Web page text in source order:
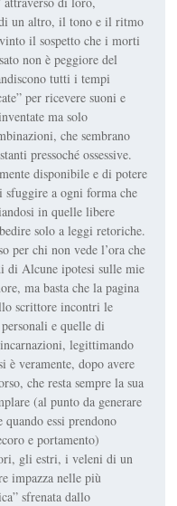
un altro, il tono e il ritmo
il sospetto che i morti
non è peggiore del
tutti i tempi
per ricevere suoni e
ma solo
che sembrano
pressoché osses­sive.
disponibile e di po­tere
sfuggire a ogni forma che
in quelle libere
solo a leggi retoriche.
per chi non vede l’ora che
diAlcune ipotesi sulle mie
, ma basta che la pagina
scrittore incontri le
e quelle di
legittimando
è veramente, dopo avere
, che resta sempre la sua
(al punto da generare
essi prendono
e portamento)
gli estri, i veleni di un
impazza nelle più
sfrenata dallo